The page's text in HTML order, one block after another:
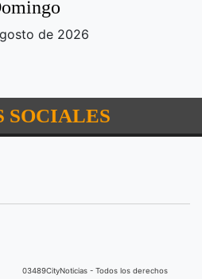
de 2026
SOCIALES
03489CityNoticias - Todos los derechos